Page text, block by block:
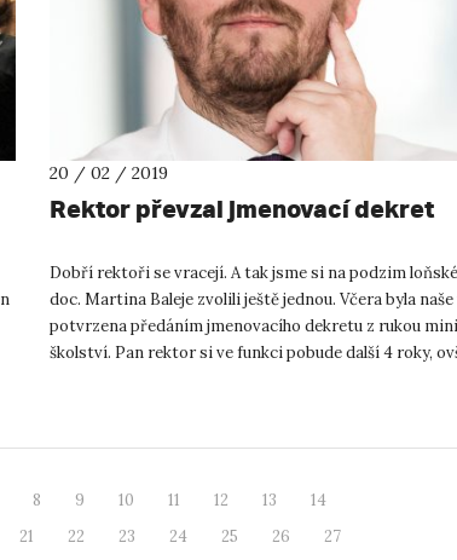
20 / 02 / 2019
Rektor převzal jmenovací dekret
Dobří rektoři se vracejí. A tak jsme si na podzim
doc. Martina Baleje zvolili ještě jednou. Včera byla naše
potvrzena předáním jmenovacího dekretu z rukou
školství. Pan rektor si ve funkci pobude další 4 roky,
8 9 10 11 12 13
14
21 22 23 24 25 26
27